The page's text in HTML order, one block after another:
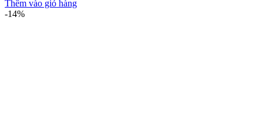
Thêm vào giỏ hàng
-14%